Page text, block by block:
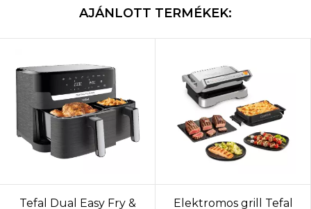
AJÁNLOTT TERMÉKEK:
Tefal Dual Easy Fry &
Elektromos grill Tefal